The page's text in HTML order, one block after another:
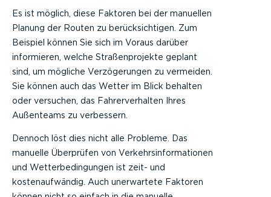
Es ist möglich, diese Faktoren bei der manuellen
Planung der Routen zu berücksichtigen. Zum
Beispiel können Sie sich im Voraus darüber
informieren, welche Straßenprojekte geplant
sind, um mögliche Verzögerungen zu vermeiden.
Sie können auch das Wetter im Blick behalten
oder versuchen, das Fahrerverhalten Ihres
Außenteams zu verbessern.
Dennoch löst dies nicht alle Probleme. Das
manuelle Überprüfen von Verkehrsinformationen
und Wetterbedingungen ist zeit- und
kostenaufwändig. Auch unerwartete Faktoren